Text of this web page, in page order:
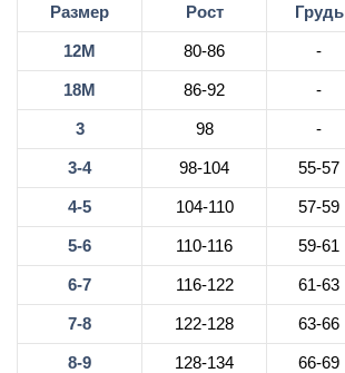
Размер Рост Грудь
12М 80-86 -
18М 86-92 -
3 98 -
3-4 98-104 55-57
4-5 104-110 57-59
5-6 110-116 59-61
6-7 116-122 61-63
7-8 122-128 63-66
8-9 128-134 66-69